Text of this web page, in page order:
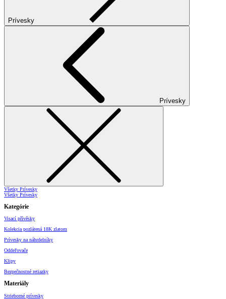
Prívesky
Prívesky
Všetky Prívesky
Všetky Prívesky
Kategórie
Visací přívěsky
Kolekcia pozlátená 18K zlatom
Prívesky na náhrdelníky
Oddeľovače
Klipy
Bezpečnostné retiazky
Materiály
Strieborné prívesky